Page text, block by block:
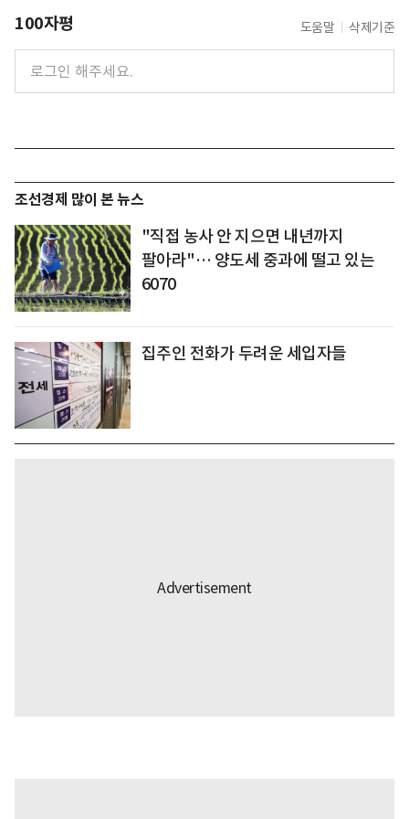
100자평 도움말 삭제기준
조선경제 많이 본 뉴스
"직접 농사 안 지으면 내년까지
팔아라"… 양도세 중과에 떨고 있는
6070
집주인 전화가 두려운 세입자들